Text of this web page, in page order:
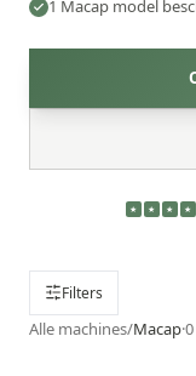
1 Macap model
★ ★ ★ ★
Filters
Alle machines/Macap·0